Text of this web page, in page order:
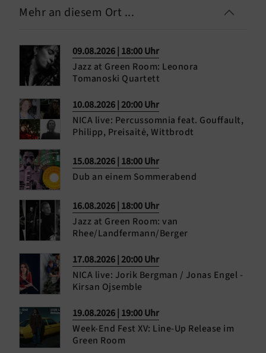
Mehr an diesem Ort ...
09.08.2026 | 18:00 Uhr
Jazz at Green Room: Leonora
Tomanoski Quartett
10.08.2026 | 20:00 Uhr
NICA live: Percussomnia feat. Gouffault,
Philipp, Preisaitė, Wittbrodt
15.08.2026 | 18:00 Uhr
Dub an einem Sommerabend
16.08.2026 | 18:00 Uhr
Jazz at Green Room: van
Rhee/Landfermann/Berger
17.08.2026 | 20:00 Uhr
NICA live: Jorik Bergman / Jonas Engel -
Kirsan Ojsemble
19.08.2026 | 19:00 Uhr
Week-End Fest XV: Line-Up Release im
Green Room